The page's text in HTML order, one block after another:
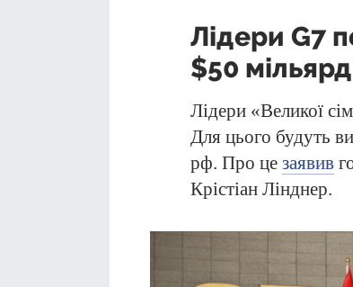
Лідери G7
$50
Лідери «Великої
Для цього будуть
рф. Про це заявив
Крістіан Лінднер.